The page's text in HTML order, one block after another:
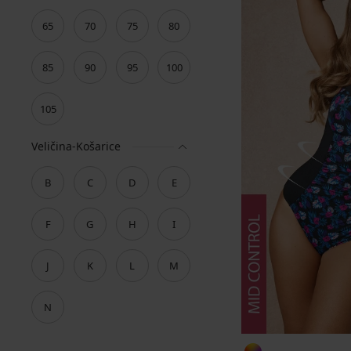
65 70 75 80
85 90 95 100
105
Veličina-Košarice
B C D E
F G H I
J K L M
N